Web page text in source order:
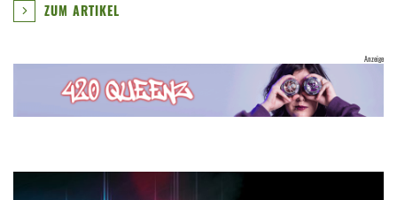
ZUM ARTIKEL